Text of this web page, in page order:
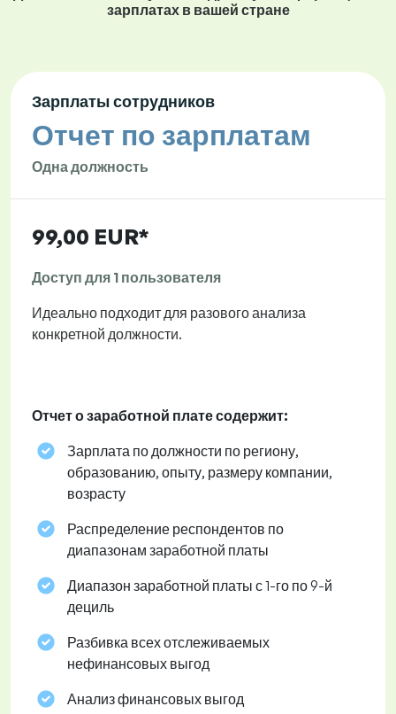
зарплатах в вашей стране
Зарплаты сотрудников
Отчет по зарплатам
Одна должность
99,00 EUR*
Доступ для 1 пользователя
Идеально подходит для разового анализа
конкретной должности.
Отчет о заработной плате содержит:
Зарплата по должности по региону,
образованию, опыту, размеру компании,
возрасту
Распределение респондентов по
диапазонам заработной платы
Диапазон заработной платы с 1-го по 9-й
дециль
Разбивка всех отслеживаемых
нефинансовых выгод
Анализ финансовых выгод